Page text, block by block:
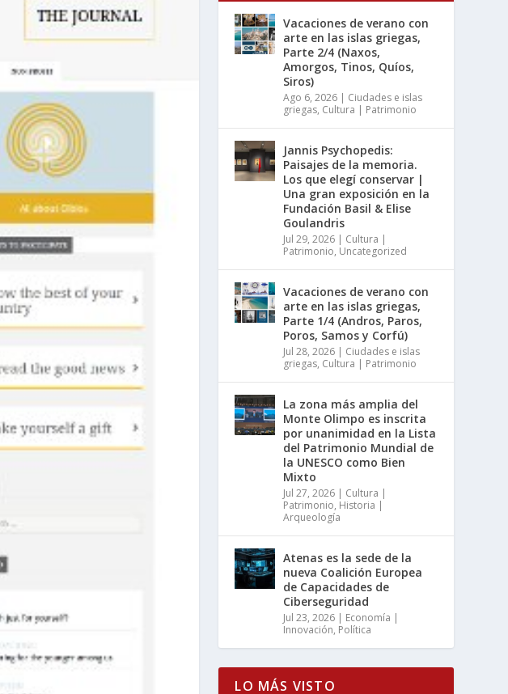
Vacaciones de verano con
arte en las islas griegas,
Parte 2/4 (Naxos,
Amorgos, Tinos, Quíos,
Siros)
Ago 6, 2026 | Ciudades e islas
griegas, Cultura | Patrimonio
Jannis Psychopedis:
Paisajes de la memoria.
Los que elegí conservar |
Una gran exposición en la
Fundación Basil & Elise
Goulandris
Jul 29, 2026 | Cultura |
Patrimonio, Uncategorized
Vacaciones de verano con
arte en las islas griegas,
Parte 1/4 (Andros, Paros,
Poros, Samos y Corfú)
Jul 28, 2026 | Ciudades e islas
griegas, Cultura | Patrimonio
La zona más amplia del
Monte Olimpo es inscrita
por unanimidad en la Lista
del Patrimonio Mundial de
la UNESCO como Bien
Mixto
Jul 27, 2026 | Cultura |
Patrimonio, Historia |
Arqueología
Atenas es la sede de la
nueva Coalición Europea
de Capacidades de
Ciberseguridad
Jul 23, 2026 | Economía |
Innovación, Política
LO MÁS VISTO